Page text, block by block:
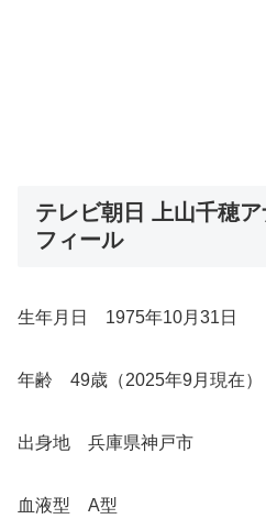
テレビ朝日 上山千穂
フィール
生年月日 1975年10月31日
年齢 49歳（2025年9月現在）
出身地 兵庫県神戸市
血液型 A型